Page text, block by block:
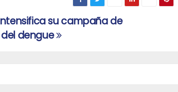
su campaña de
dengue